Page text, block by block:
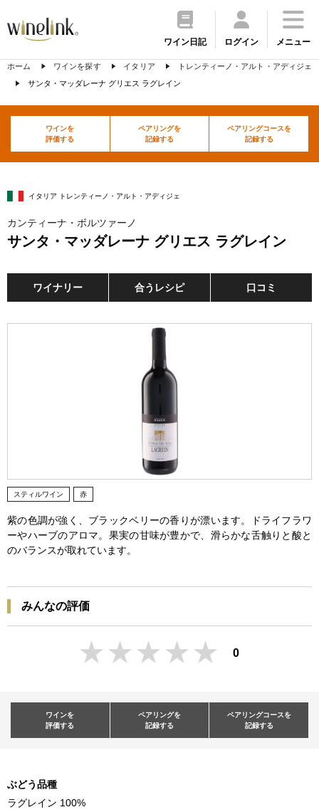
ワイン日記 ログイン メニュー
ホーム ワインを探す イタリア
トレンティーノ・アルト・アディジェ
サンタ・マッダレーナ グリエス ラグレイン
ワインを
評価する
ペアリングを
記録する
ペアリングコースを
記録する
イタリア トレンティーノ・アルト・アディジェ
カンティーナ・ボルツァーノ
サンタ・マッダレーナ グリエス ラグレイン
ワイナリー 合うレシピ 口コミ
スティルワイン 赤
紫の色調が強く、ブラックベリーの香りが漂います。ドライフラワ
ーやハーブのアロマ。果実の甘味が豊かで、滑らかな舌触りと酸と
のバランスが取れています。
みんなの評価
0
ワインを
評価する
ペアリングを
記録する
ペアリングコースを
記録する
ぶどう品種
ラグレイン 100%